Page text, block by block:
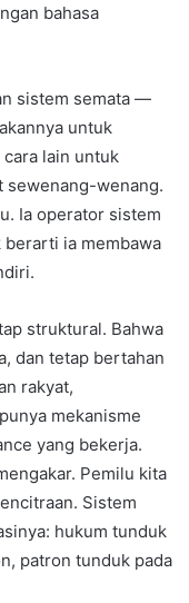
bahasa
sistem semata —
untuk
lain untuk
sewenang-wenang.
Ia operator sistem
berarti ia membawa
struktural. Bahwa
dan tetap bertahan
rakyat,
mekanisme
yang bekerja.
Pemilu kita
Sistem
hukum tunduk
patron tunduk pada